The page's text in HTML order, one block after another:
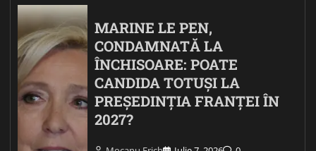
MARINE LE PEN,
CONDAMNATĂ LA
ÎNCHISOARE: POATE
CANDIDA TOTUȘI LA
PREȘEDINȚIA FRANȚEI ÎN
2027?